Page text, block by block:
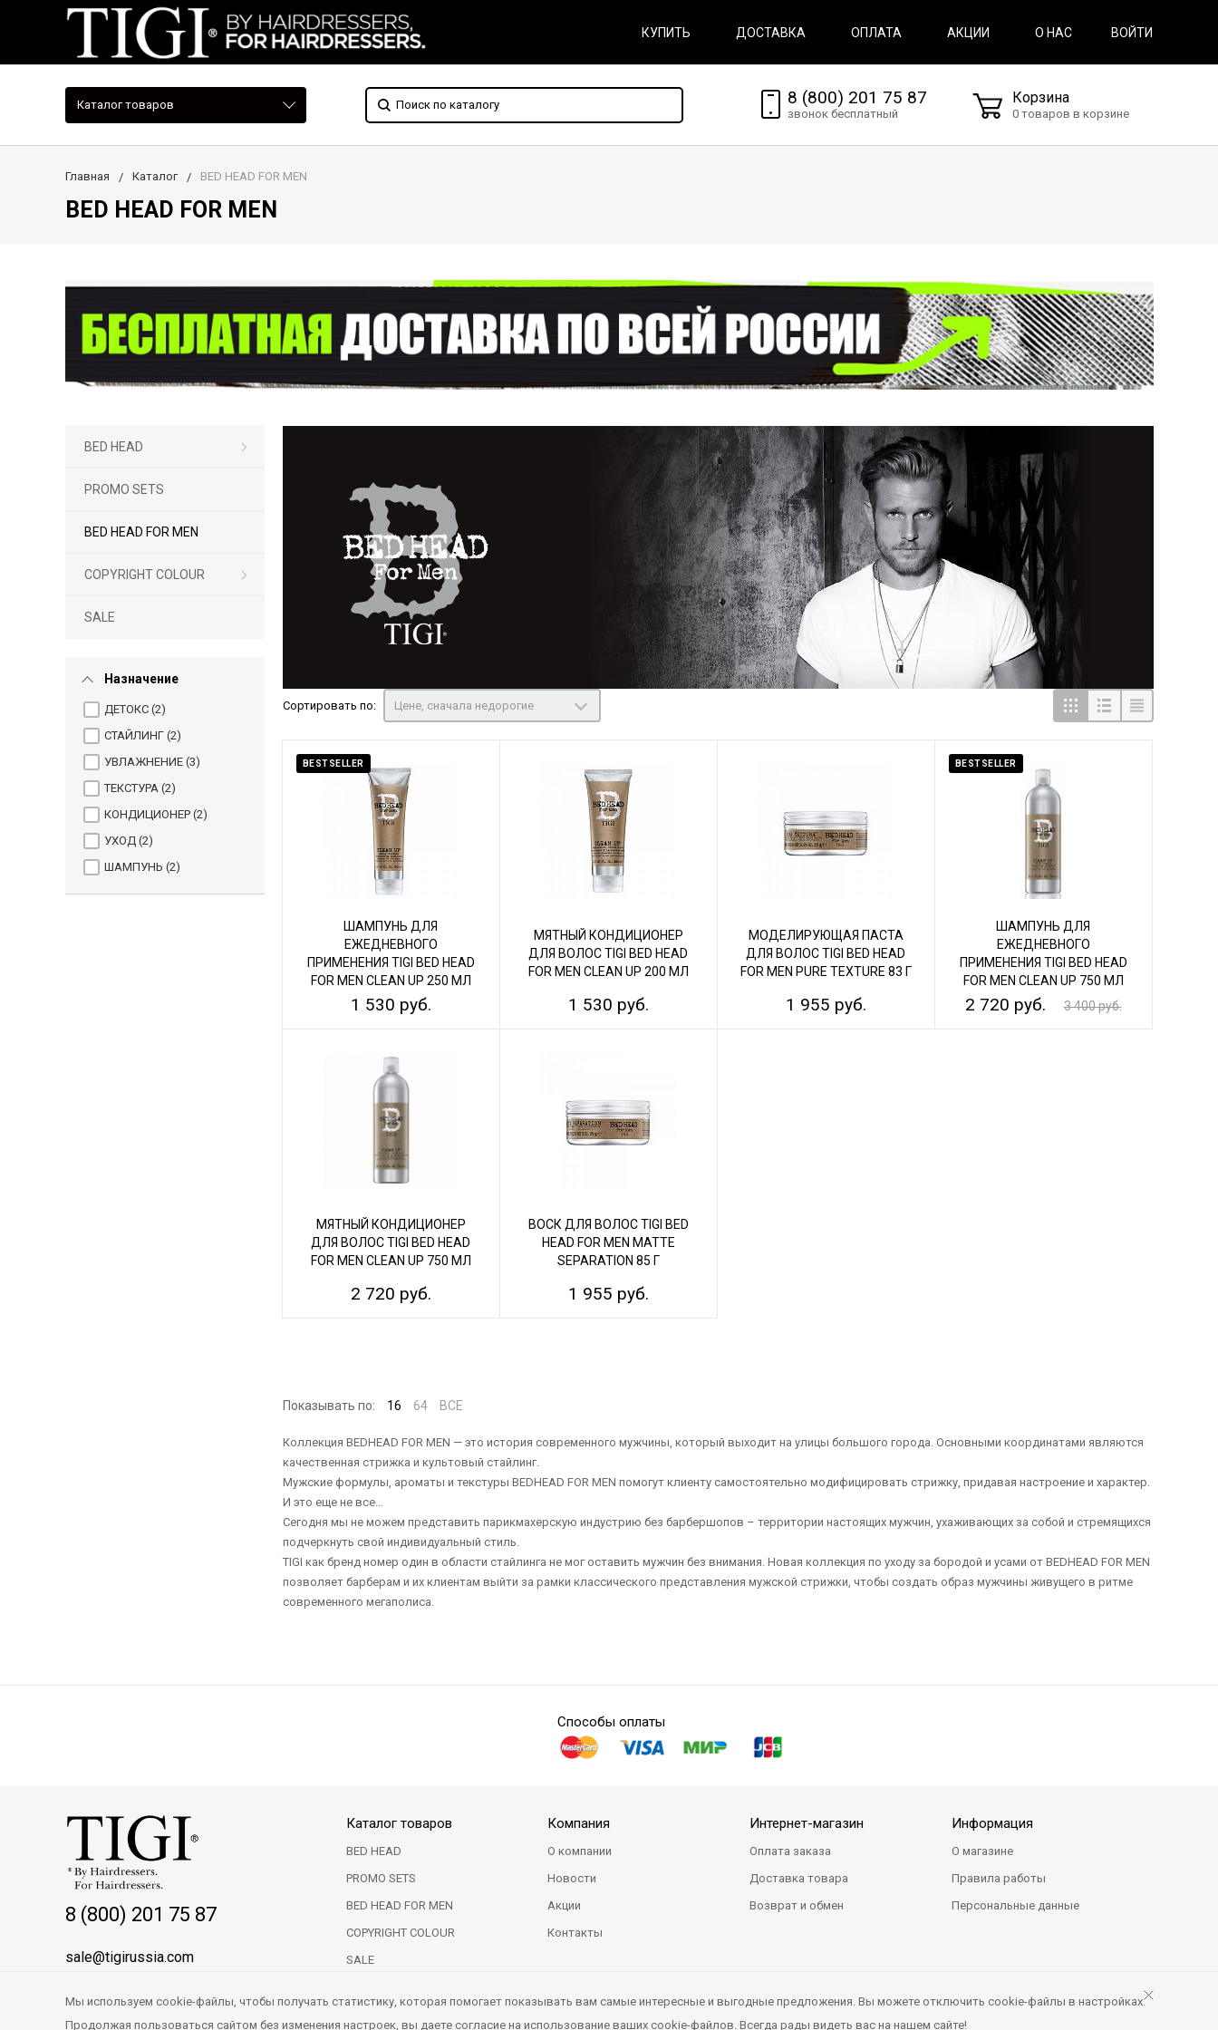
КУПИТЬ ДОСТАВКА ОПЛАТА АКЦИИ О НАС ВОЙТИ
Каталог товаров 8 (800) 201 75 87
звонок бесплатный
Корзина
0 товаров в корзине
Главная Каталог BED HEAD FOR MEN
BED HEAD FOR MEN
BED HEAD
PROMO SETS
BED HEAD FOR MEN
COPYRIGHT COLOUR
SALE
Назначение
ДЕТОКС (2)
СТАЙЛИНГ (2)
УВЛАЖНЕНИЕ (3)
ТЕКСТУРА (2)
КОНДИЦИОНЕР (2)
УХОД (2)
ШАМПУНЬ (2)
Сортировать по: Цене, сначала недорогие
BESTSELLER
ШАМПУНЬ ДЛЯ
ЕЖЕДНЕВНОГО
ПРИМЕНЕНИЯ TIGI BED HEAD
FOR MEN CLEAN UP 250 МЛ
1 530 руб.
МЯТНЫЙ КОНДИЦИОНЕР
ДЛЯ ВОЛОС TIGI BED HEAD
FOR MEN CLEAN UP 200 МЛ
1 530 руб.
МОДЕЛИРУЮЩАЯ ПАСТА
ДЛЯ ВОЛОС TIGI BED HEAD
FOR MEN PURE TEXTURE 83 Г
1 955 руб.
BESTSELLER
ШАМПУНЬ ДЛЯ
ЕЖЕДНЕВНОГО
ПРИМЕНЕНИЯ TIGI BED HEAD
FOR MEN CLEAN UP 750 МЛ
2 720 руб. 3 400 руб.
МЯТНЫЙ КОНДИЦИОНЕР
ДЛЯ ВОЛОС TIGI BED HEAD
FOR MEN CLEAN UP 750 МЛ
2 720 руб.
ВОСК ДЛЯ ВОЛОС TIGI BED
HEAD FOR MEN MATTE
SEPARATION 85 Г
1 955 руб.
Показывать по: 16 64 ВСЕ
Коллекция BEDHEAD FOR MEN — это история современного мужчины, который выходит на улицы большого города. Основными координатами являются
качественная стрижка и культовый стайлинг.
Мужские формулы, ароматы и текстуры BEDHEAD FOR MEN помогут клиенту самостоятельно модифицировать стрижку, придавая настроение и характер.
И это еще не все…
Сегодня мы не можем представить парикмахерскую индустрию без барбершопов – территории настоящих мужчин, ухаживающих за собой и стремящихся
подчеркнуть свой индивидуальный стиль.
TIGI как бренд номер один в области стайлинга не мог оставить мужчин без внимания. Новая коллекция по уходу за бородой и усами от BEDHEAD FOR MEN
позволяет барберам и их клиентам выйти за рамки классического представления мужской стрижки, чтобы создать образ мужчины живущего в ритме
современного мегаполиса.
Способы оплаты
8 (800) 201 75 87
sale@tigirussia.com
Каталог товаров
BED HEAD
PROMO SETS
BED HEAD FOR MEN
COPYRIGHT COLOUR
SALE
Компания
О компании
Новости
Акции
Контакты
Интернет-магазин
Оплата заказа
Доставка товара
Возврат и обмен
Информация
О магазине
Правила работы
Персональные данные
Мы используем cookie-файлы, чтобы получать статистику, которая помогает показывать вам самые интересные и выгодные предложения. Вы можете отключить cookie-файлы в настройках.
Продолжая пользоваться сайтом без изменения настроек, вы даете согласие на использование ваших cookie-файлов. Всегда рады видеть вас на нашем сайте!